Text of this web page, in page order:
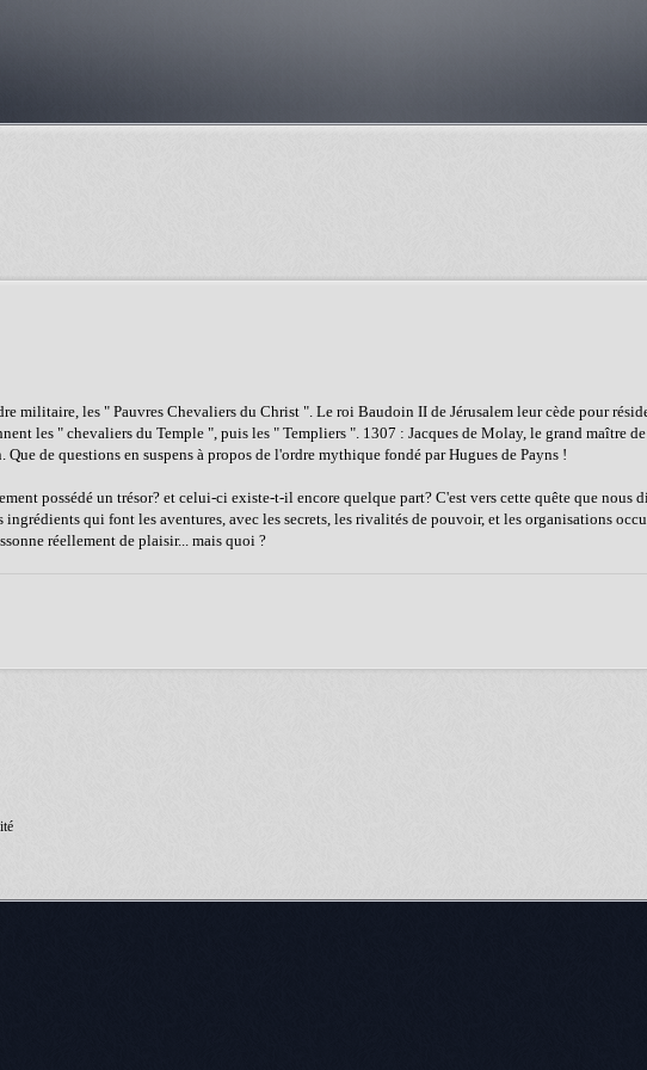
militaire, les " Pauvres Chevaliers du Christ ". Le roi Baudoin II de Jérusalem leur cède pour
les " chevaliers du Temple ", puis les " Templiers ". 1307 : Jacques de Molay, le grand maître
de questions en suspens à propos de l'ordre mythique fondé par Hugues de Payns !
possédé un trésor? et celui-ci existe-t-il encore quelque part? C'est vers cette quête que nous
ingrédients qui font les aventures, avec les secrets, les rivalités de pouvoir, et les organisations
réellement de plaisir... mais quoi ?